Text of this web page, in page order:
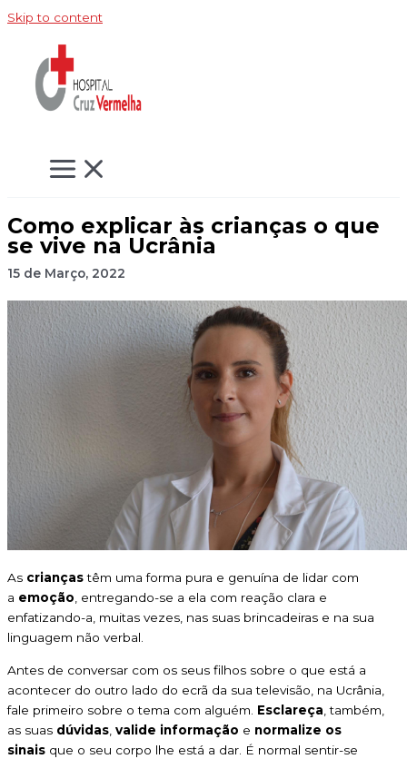
Skip to content
Como explicar às crianças o que
se vive na Ucrânia
15 de Março, 2022
As criançastêm uma forma pura e genuína de lidar com
a emoção, entregando-se a ela com reação clara e
enfatizando-a, muitas vezes, nas suas brincadeiras e na sua
linguagem não verbal.
Antes de conversar com os seus filhos sobre o que está a
acontecer do outro lado do ecrã da sua televisão, na Ucrânia,
fale primeiro sobre o tema com alguém. Esclareça , também,
as suas dúvidas valide informação e normalize os
sinais que o seu corpo lhe está a dar. É normal sentir-se